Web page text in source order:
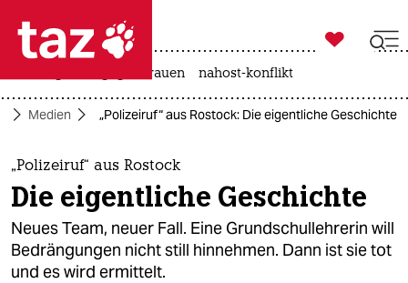
 taz zahl ich
taz zahl ich
themen
politik
öko

taz zahl ich
gewalt gegen frauen nahost-konflikt
Medien „Polizeiruf“ aus Rostock: Die eigentliche Geschichte
„Polizeiruf“ aus Rostock
Die eigentliche Geschichte
Neues Team, neuer Fall. Eine Grundschullehrerin will
Bedrängungen nicht still hinnehmen. Dann ist sie tot
und es wird ermittelt.